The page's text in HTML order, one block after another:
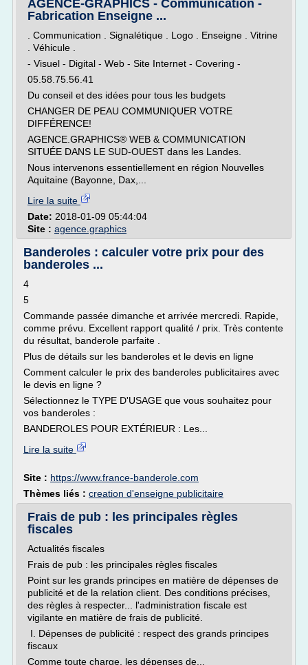
AGENCE-GRAPHICS - Communication -
Fabrication Enseigne ...
. Communication . Signalétique . Logo . Enseigne . Vitrine
. Véhicule .
- Visuel - Digital - Web - Site Internet - Covering -
05.58.75.56.41
Du conseil et des idées pour tous les budgets
CHANGER DE PEAU COMMUNIQUER VOTRE
DIFFÉRENCE!
AGENCE.GRAPHICS® WEB & COMMUNICATION
SITUÉE DANS LE SUD-OUEST dans les Landes.
Nous intervenons essentiellement en région Nouvelles
Aquitaine (Bayonne, Dax,...
Lire la suite
Date: 2018-01-09 05:44:04
Site : agence.graphics
Banderoles : calculer votre prix pour des
banderoles ...
4
5
Commande passée dimanche et arrivée mercredi. Rapide,
comme prévu. Excellent rapport qualité / prix. Très contente
du résultat, banderole parfaite .
Plus de détails sur les banderoles et le devis en ligne
Comment calculer le prix des banderoles publicitaires avec
le devis en ligne ?
Sélectionnez le TYPE D'USAGE que vous souhaitez pour
vos banderoles :
BANDEROLES POUR EXTÉRIEUR : Les...
Lire la suite
Site : https://www.france-banderole.com
Thèmes liés : creation d'enseigne publicitaire
Frais de pub : les principales règles
fiscales
Actualités fiscales
Frais de pub : les principales règles fiscales
Point sur les grands principes en matière de dépenses de
publicité et de la relation client. Des conditions précises,
des règles à respecter... l'administration fiscale est
vigilante en matière de frais de publicité.
I. Dépenses de publicité : respect des grands principes
fiscaux
Comme toute charge, les dépenses de...